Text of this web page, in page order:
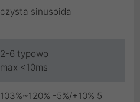
czysta sinusoida
2-6 typowo
max <10ms
103%~120% -5%/+10% 5